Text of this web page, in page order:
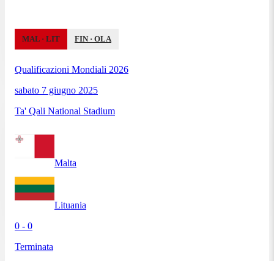
MAL · LIT FIN · OLA
Qualificazioni Mondiali 2026
sabato 7 giugno 2025
Ta' Qali National Stadium
Malta
Lituania
0 - 0
Terminata